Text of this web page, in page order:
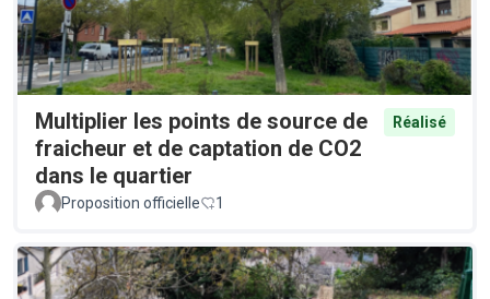
Multiplier les points de source de
fraicheur et de captation de CO2
dans le quartier
Réalisé
Proposition officielle 1